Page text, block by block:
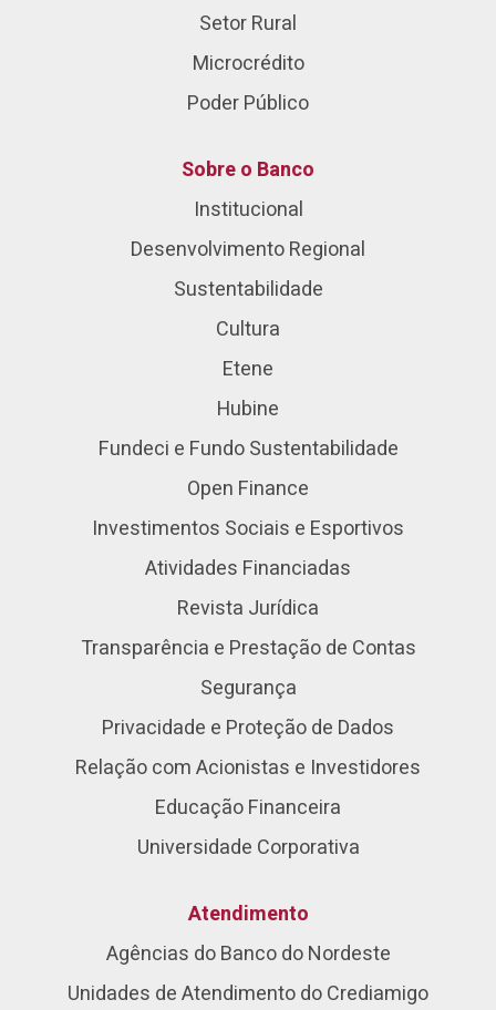
Setor Rural
Microcrédito
Poder Público
Sobre o Banco
Institucional
Desenvolvimento Regional
Sustentabilidade
Cultura
Etene
Hubine
Fundeci e Fundo Sustentabilidade
Open Finance
Investimentos Sociais e Esportivos
Atividades Financiadas
Revista Jurídica
Transparência e Prestação de Contas
Segurança
Privacidade e Proteção de Dados
Relação com Acionistas e Investidores
Educação Financeira
Universidade Corporativa
Atendimento
Agências do Banco do Nordeste
Unidades de Atendimento do Crediamigo